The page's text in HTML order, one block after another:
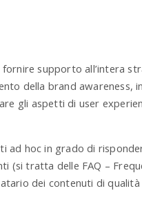
fornire supporto all’intera
della brand awareness,
gli aspetti di user
ad hoc in grado di
(si tratta delle FAQ –
dei contenuti di